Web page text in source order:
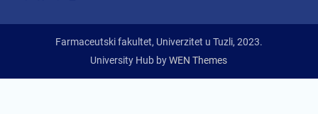
Farmaceutski fakultet, Univerzitet u Tuzli, 2023.
University Hub byWEN Themes